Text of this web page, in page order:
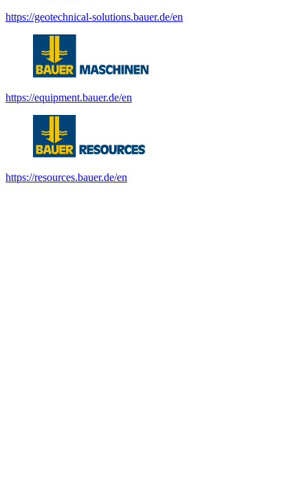
https://geotechnical-solutions.bauer.de/en
https://equipment.bauer.de/en
https://resources.bauer.de/en